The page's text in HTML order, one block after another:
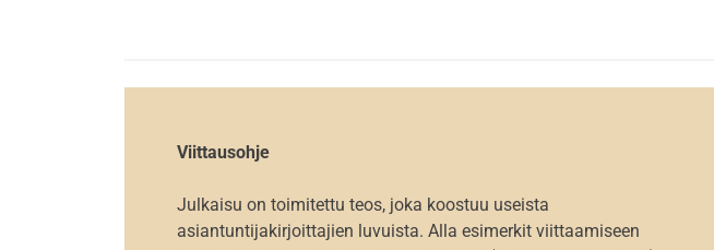
Viittausohje
Julkaisu on toimitettu teos, joka koostuu useista
asiantuntijakirjoittajien luvuista. Alla esimerkit viittaamiseen